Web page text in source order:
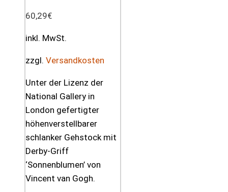
60,29€
inkl. MwSt.
zzgl. Versandkosten
Unter der Lizenz der
National Gallery in
London gefertigter
höhenverstellbarer
schlanker Gehstock mit
Derby-Griff
‘Sonnenblumen’ von
Vincent van Gogh.